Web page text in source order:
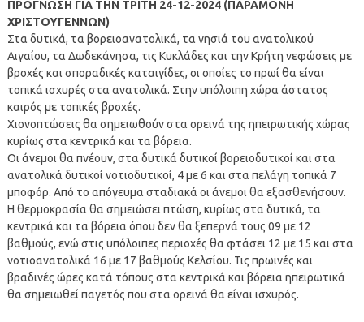
ΠΡΟΓΝΩΣΗ ΓΙΑ ΤΗΝ ΤΡΙΤΗ 24-12-2024 (ΠΑΡΑΜΟΝΗ
ΧΡΙΣΤΟΥΓΕΝΝΩΝ)
Στα δυτικά, τα βορειοανατολικά, τα νησιά του ανατολικού
Αιγαίου, τα Δωδεκάνησα, τις Κυκλάδες και την Κρήτη νεφώσεις με
βροχές και σποραδικές καταιγίδες, οι οποίες το πρωί θα είναι
τοπικά ισχυρές στα ανατολικά. Στην υπόλοιπη χώρα άστατος
καιρός με τοπικές βροχές.
Χιονοπτώσεις θα σημειωθούν στα ορεινά της ηπειρωτικής χώρας
κυρίως στα κεντρικά και τα βόρεια.
Οι άνεμοι θα πνέουν, στα δυτικά δυτικοί βορειοδυτικοί και στα
ανατολικά δυτικοί νοτιοδυτικοί, 4 με 6 και στα πελάγη τοπικά 7
μποφόρ. Από το απόγευμα σταδιακά οι άνεμοι θα εξασθενήσουν.
Η θερμοκρασία θα σημειώσει πτώση, κυρίως στα δυτικά, τα
κεντρικά και τα βόρεια όπου δεν θα ξεπερνά τους 09 με 12
βαθμούς, ενώ στις υπόλοιπες περιοχές θα φτάσει 12 με 15 και στα
νοτιοανατολικά 16 με 17 βαθμούς Κελσίου. Τις πρωινές και
βραδινές ώρες κατά τόπους στα κεντρικά και βόρεια ηπειρωτικά
θα σημειωθεί παγετός που στα ορεινά θα είναι ισχυρός.